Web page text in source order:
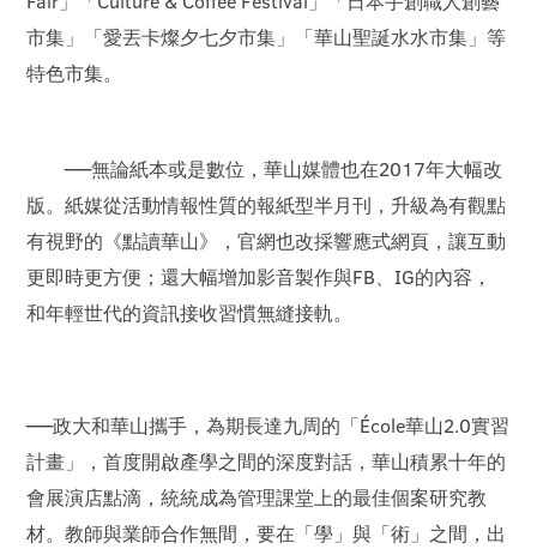
市集」「愛丟卡燦夕七夕市集」「華山聖誕水水市集」等
特色市集。
──無論紙本或是數位，華山媒體也在2017年大幅改
版。紙媒從活動情報性質的報紙型半月刊，升級為有觀點
有視野的《點讀華山》，官網也改採響應式網頁，讓互動
更即時更方便；還大幅增加影音製作與FB、IG的內容，
和年輕世代的資訊接收習慣無縫接軌。
──政大和華山攜手，為期長達九周的「École華山2.0實習
計畫」，首度開啟產學之間的深度對話，華山積累十年的
會展演店點滴，統統成為管理課堂上的最佳個案研究教
材。教師與業師合作無間，要在「學」與「術」之間，出